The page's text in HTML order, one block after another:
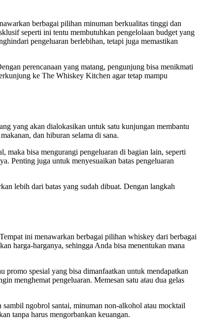
berbagai pilihan minuman berkualitas tinggi dan
seperti ini tentu membutuhkan pengelolaan budget yang
pengeluaran berlebihan, tetapi juga memastikan
perencanaan yang matang, pengunjung bisa menikmati
ke The Whiskey Kitchen agar tetap mampu
yang akan dialokasikan untuk satu kunjungan membantu
dan hiburan selama di sana.
maka bisa mengurangi pengeluaran di bagian lain, seperti
Penting juga untuk menyesuaikan batas pengeluaran
lebih dari batas yang sudah dibuat. Dengan langkah
ini menawarkan berbagai pilihan whiskey dari berbagai
harga-harganya, sehingga Anda bisa menentukan mana
spesial yang bisa dimanfaatkan untuk mendapatkan
menghemat pengeluaran. Memesan satu atau dua gelas
ngobrol santai, minuman non-alkohol atau mocktail
tanpa harus mengorbankan keuangan.